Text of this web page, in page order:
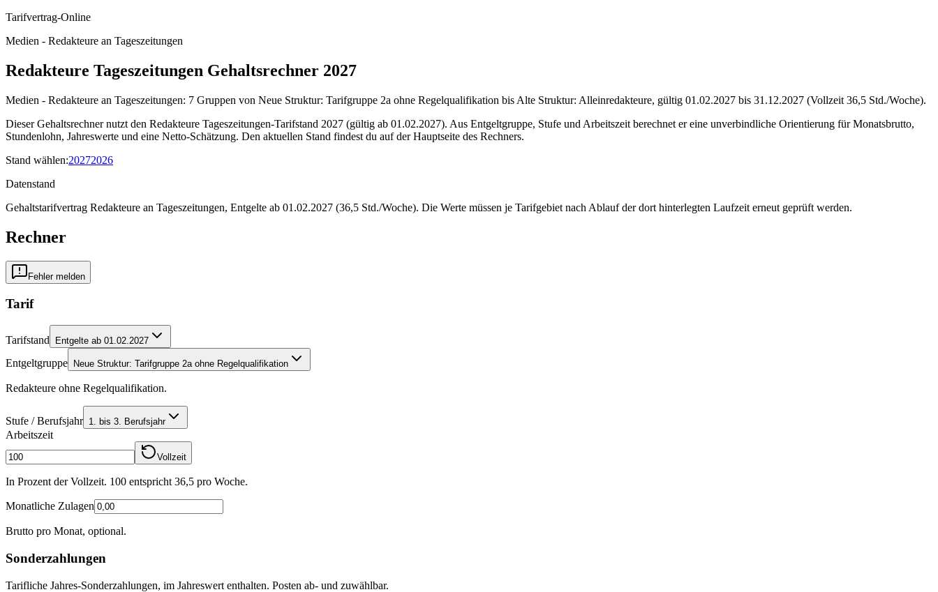
Tarifvertrag-Online
Medien - Redakteure an Tageszeitungen
Redakteure Tageszeitungen Gehaltsrechner 2027
Medien - Redakteure an Tageszeitungen: 7 Gruppen von Neue Struktur: Tarifgruppe 2a ohne Regelqualifikation bis Alte Struktur: Alleinredakteure, gültig 01.02.2027 bis 31.12.2027 (Vollzeit 36,5 Std./Woche).
Dieser Gehaltsrechner nutzt den Redakteure Tageszeitungen-Tarifstand 2027 (gültig ab 01.02.2027). Aus Entgeltgruppe, Stufe und Arbeitszeit berechnet er eine unverbindliche Orientierung für Monatsbrutto,
Stundenlohn, Jahreswerte und eine Netto-Schätzung. Den aktuellen Stand findest du auf der Hauptseite des Rechners.
Stand wählen:20272026
Datenstand
Gehaltstarifvertrag Redakteure an Tageszeitungen, Entgelte ab 01.02.2027 (36,5 Std./Woche). Die Werte müssen je Tarifgebiet nach Ablauf der dort hinterlegten Laufzeit erneut geprüft werden.
Rechner
Fehler melden
Tarif
Tarifstand Entgelte ab 01.02.2027
Entgeltgruppe Neue Struktur: Tarifgruppe 2a ohne Regelqualifikation
Redakteure ohne Regelqualifikation.
Stufe / Berufsjahr 1. bis 3. Berufsjahr
Arbeitszeit
Vollzeit
In Prozent der Vollzeit. 100 entspricht 36,5 pro Woche.
Monatliche Zulagen
Brutto pro Monat, optional.
Sonderzahlungen
Tarifliche Jahres-Sonderzahlungen, im Jahreswert enthalten. Posten ab- und zuwählbar.